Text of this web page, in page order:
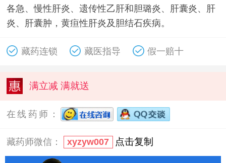
各急、慢性肝炎、遗传性乙肝和胆璐炎、肝囊炎、肝
炎、肝囊肿，黄疸性肝炎及胆结石疾病。
藏药连锁 藏医指导 假一赔十
满立减 满就送
在线药师：
藏药师微信： xyzyw007 点击复制